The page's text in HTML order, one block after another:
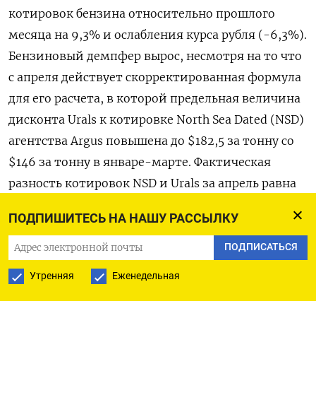
ПОДПИШИТЕСЬ НА НАШУ РАССЫЛКУ
ПОДПИСАТЬСЯ
Утренняя Еженедельная
котировок бензина относительно прошлого
месяца на 9,3% и ослабления курса рубля (-6,3%).
Бензиновый демпфер вырос, несмотря на то что
с апреля действует скорректированная формула
для его расчета, в которой предельная величина
дисконта Urals к котировке North Sea Dated (NSD)
агентства Argus повышена до $182,5 за тонну со
$146 за тонну в январе-марте. Фактическая
разность котировок NSD и Urals за апрель равна
бензинового демпфера в апреле учитывался
предельный дифференциал ($182,5 за тонну). В
случае использования прежней формулы